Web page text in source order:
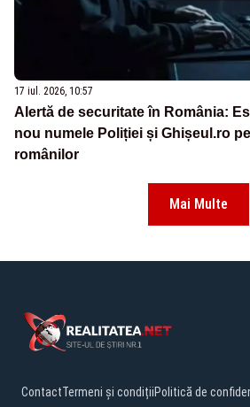
17 iul. 2026, 10:57
Alertă de securitate în România:
nou numele Poliției și Ghișeul.ro
românilor
Mai Multe
ContactTermeni și condițiiPolitică de